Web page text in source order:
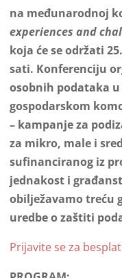
na međunarodnoj
experiences and
koja će se održati
sati. Konferenciju
osobnih podataka
gospodarskom
– kampanje za
za mikro, male i
sufinanciranog iz
jednakost i
obilježavamo treću
uredbe o zaštiti
Prijavite se za